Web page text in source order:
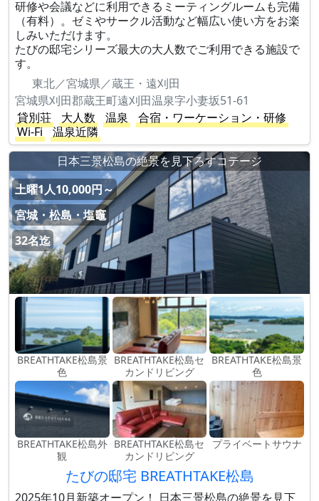
研修や会議などに利用できるミーティングルームも完備
（有料）。ゼミやサークル活動など幅広い使い方をお楽
しみいただけます。
たびの邸宅シリーズ最大の大人数でご利用できる施設で
す。
東北／宮城県／蔵王・遠刈田
宮城県刈田郡蔵王町遠刈田温泉字小妻坂51-61
貸別荘
大人数 温泉
合宿・ワーケーション・研修
Wi-Fi
温泉近隣
日本三景松島の絶景を見下ろすコテージ
土曜1人10,000円～
宮城・松島・塩竈
32名迄
BREATHTAKE松島景
色
BREATHTAKE松島セ
カンドリビング
BREATHTAKE松島景
色
BREATHTAKE松島外
観
BREATHTAKE松島セ
カンドリビング
プライベートサウナ
たびの邸宅 BREATHTAKE松島
2025年10月新築オープン！ 日本三景松島の絶景を見下